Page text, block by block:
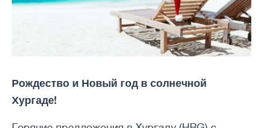
Рождество и Новый год в солнечной
Хургаде!